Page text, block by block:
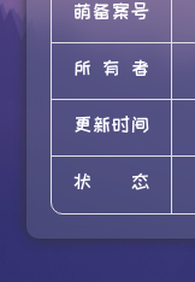
萌备案号
所有者
更新时间
状态